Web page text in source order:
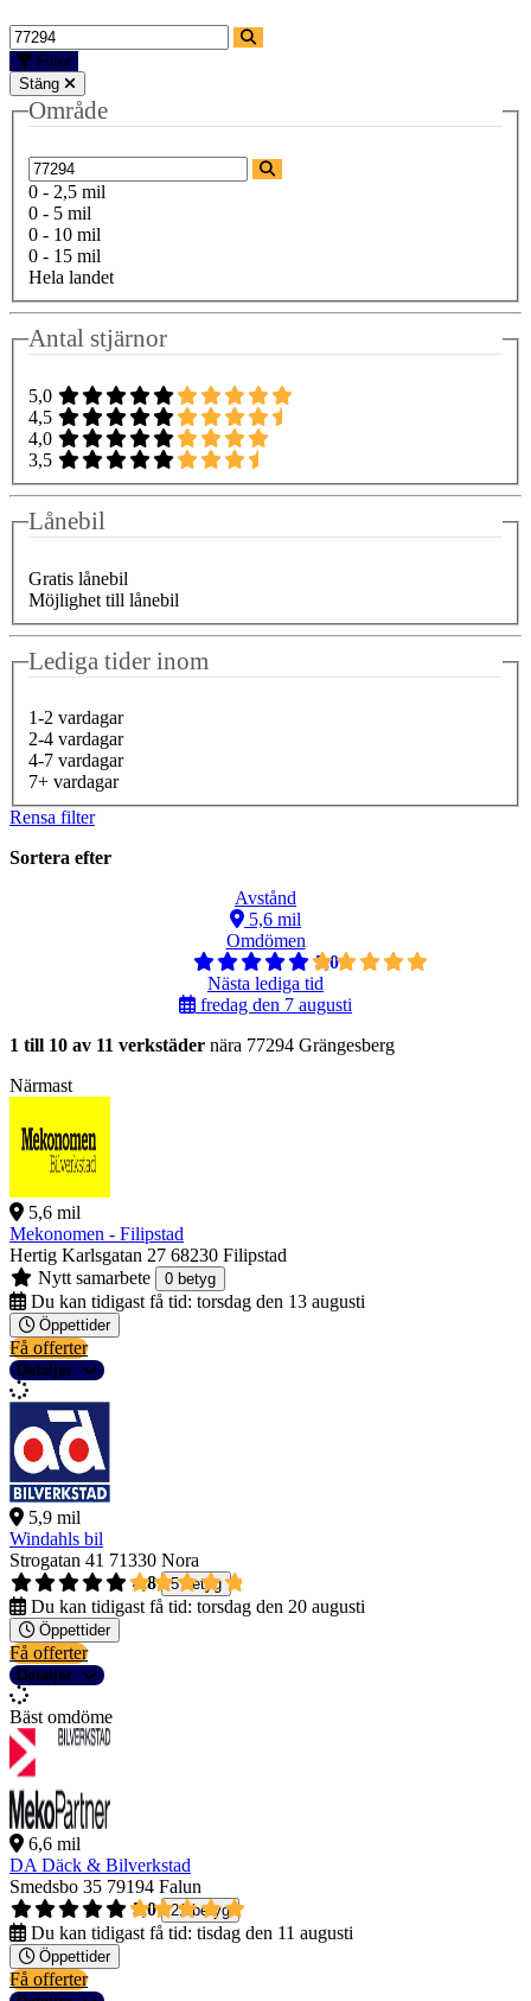
Filter
Stäng
Område
0 - 2,5 mil
0 - 5 mil
0 - 10 mil
0 - 15 mil
Hela landet
Antal stjärnor
5,0
4,5
4,0
3,5
Lånebil
Gratis lånebil
Möjlighet till lånebil
Lediga tider inom
1-2 vardagar
2-4 vardagar
4-7 vardagar
7+ vardagar
Rensa filter
Sortera efter
Avstånd
5,6 mil
Omdömen
5,0
Nästa lediga tid
fredag den 7 augusti
1 till 10 av 11 verkstäder nära 77294 Grängesberg
Närmast
5,6 mil
Mekonomen - Filipstad
Hertig Karlsgatan 27 68230 Filipstad
Nytt samarbete
0 betyg
Du kan tidigast få tid: torsdag den 13 augusti
Öppettider
Få offerter
Detaljer
5,9 mil
Windahls bil
Strogatan 41 71330 Nora
4,8
5 betyg
Du kan tidigast få tid: torsdag den 20 augusti
Öppettider
Få offerter
Detaljer
Bäst omdöme
6,6 mil
DA Däck & Bilverkstad
Smedsbo 35 79194 Falun
5,0
21 betyg
Du kan tidigast få tid: tisdag den 11 augusti
Öppettider
Få offerter